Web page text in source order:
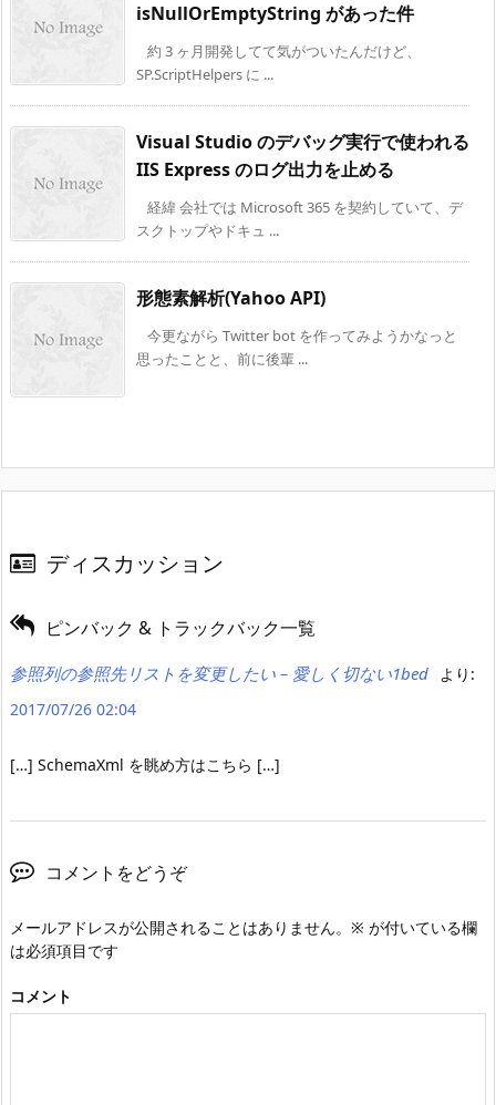
isNullOrEmptyString があった件
約 3 ヶ月開発してて気がついたんだけど、
SP.ScriptHelpers に ...
Visual Studio のデバッグ実行で使われる
IIS Express のログ出力を止める
経緯 会社では Microsoft 365 を契約していて、デ
スクトップやドキュ ...
形態素解析(Yahoo API)
今更ながら Twitter bot を作ってみようかなっと
思ったことと、前に後輩 ...
ディスカッション
ピンバック & トラックバック一覧
参照列の参照先リストを変更したい – 愛しく切ない1bed より:
2017/07/26 02:04
[…] SchemaXml を眺め方はこちら […]
コメントをどうぞ
メールアドレスが公開されることはありません。 ※ が付いている欄
は必須項目です
コメント